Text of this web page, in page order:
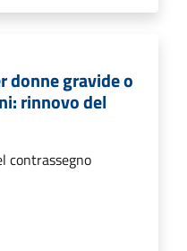
donne gravide o
rinnovo del
contrassegno